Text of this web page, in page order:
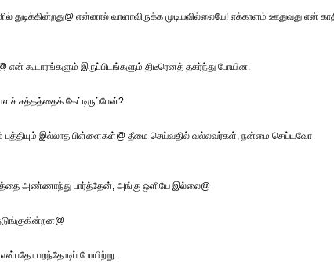
என்னால் வாளாவிருக்க முடியவில்லையே! எக்காளம் ஊதுவது என்
என் கூடாரங்களும் இருப்பிடங்களும் திடீரெனத் தகர்ந்து போயின.
சத்தத்தைக் கேட்டிருப்பேன்?
புத்தியும் இல்லாத பிள்ளைகள்@ தீமை செய்வதில் வல்லவர்கள், நன்மை செய்யவோ
அண்ணாந்து பார்த்தேன், அங்கு ஒளியே இல்லை@
பறந்தோடிப் போயிற்று.